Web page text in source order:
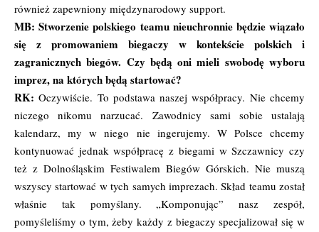
również zapewniony międzynarodowy support.
MB: Stworzenie polskiego teamu nieuchronnie będzie wiązało
się z promowaniem biegaczy w kontekście polskich i
zagranicznych biegów. Czy będą oni mieli swobodę wyboru
imprez, na których będą startować?
RK: Oczywiście. To podstawa naszej współpracy. Nie chcemy
niczego nikomu narzucać. Zawodnicy sami sobie ustalają
kalendarz, my w niego nie ingerujemy. W Polsce chcemy
kontynuować jednak współpracę z biegami w Szczawnicy czy
też z Dolnośląskim Festiwalem Biegów Górskich. Nie muszą
wszyscy startować w tych samych imprezach. Skład teamu został
właśnie tak pomyślany. „Komponując” nasz zespół,
pomyśleliśmy o tym, żeby każdy z biegaczy specjalizował się w